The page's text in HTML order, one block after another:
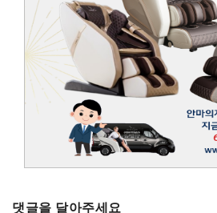
댓글을 달아주세요